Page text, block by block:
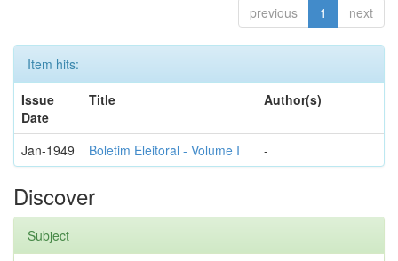
previous 1 next
Item hits:
Issue
Date
Title Author(s)
Jan-1949 Boletim Eleitoral - Volume I -
Discover
Subject